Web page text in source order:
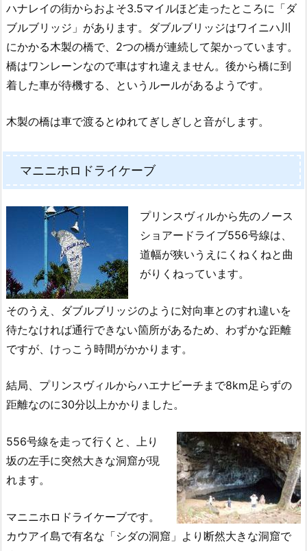
ハナレイの街からおよそ3.5マイルほど走ったところに「ダ
ブルブリッジ」があります。ダブルブリッジはワイニハ川
にかかる木製の橋で、2つの橋が連続して架かっています。
橋はワンレーンなので車はすれ違えません。後から橋に到
着した車が待機する、というルールがあるようです。
木製の橋は車で渡るとゆれてぎしぎしと音がします。
マニニホロドライケーブ
プリンスヴィルから先のノース
ショアードライブ556号線は、
道幅が狭いうえにくねくねと曲
がりくねっています。
そのうえ、ダブルブリッジのように対向車とのすれ違いを
待たなければ通行できない箇所があるため、わずかな距離
ですが、けっこう時間がかかります。
結局、プリンスヴィルからハエナビーチまで8km足らずの
距離なのに30分以上かかりました。
556号線を走って行くと、上り
坂の左手に突然大きな洞窟が現
れます。
マニニホロドライケーブです。
カウアイ島で有名な「シダの洞窟」より断然大きな洞窟で